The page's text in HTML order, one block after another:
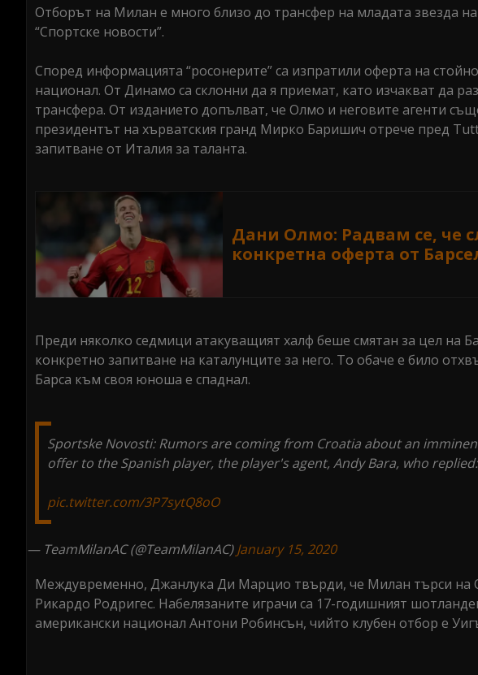
Отборът на Милан е много близо до трансфер на младата звезда
“Спортске новости”.
Според информацията “росонерите” са изпратили оферта на
национал. От Динамо са склонни да я приемат, като изчакват да
трансфера. От изданието допълват, че Олмо и неговите агенти
президентът на хърватския гранд Мирко Баришич отрече пред
запитване от Италия за таланта.
Дани Олмо: Радвам се, че
конкретна оферта от
Преди няколко седмици атакуващият халф беше смятан за цел на
конкретно запитване на каталунците за него. То обаче е било
Барса към своя юноша е спаднал.
Sportske Novosti: Rumors are coming from Croatia about an
offer to the Spanish player, the player's agent, Andy Bara, who
pic.twitter.com/3P7sytQ8oO
— TeamMilanAC (@TeamMilanAC)January 15, 2020
Междувременно, Джанлука Ди Марцио твърди, че Милан търси на
Рикардо Родригес. Набелязаните играчи са 17-годишният
американски национал Антони Робинсън, чийто клубен отбор е